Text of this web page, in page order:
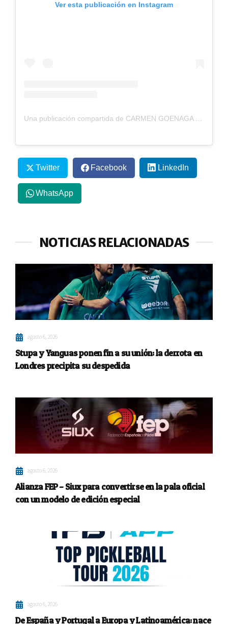
Ver esta publicación en Instagram
Una publicación compartida de CARMEN GOENAGA (@carmengoenaga__)
Twitter Facebook LinkedIn
WhatsApp
NOTICIAS RELACIONADAS
agosto 6, 2026
Stupa y Yanguas ponen fin a su unión: la derrota en
Londres precipita su despedida
agosto 6, 2026
Alianza FEP – Siux para convertirse en la pala oficial
con un modelo de edición especial
agosto 6, 2026
De España y Portugal a Europa y Latinoamérica: nace